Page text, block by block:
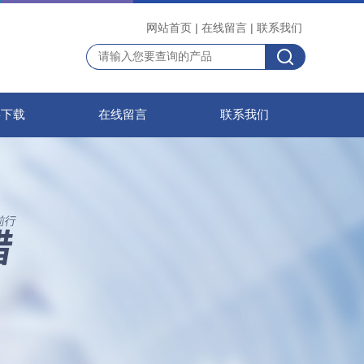
网站首页 | 在线留言 | 联系我们
载 在线留言 联系我们